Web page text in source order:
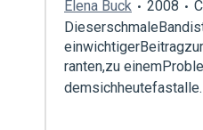
Elena Buck 2008
ranten,zu